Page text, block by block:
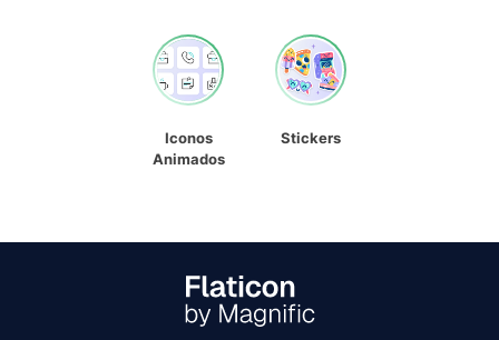
Iconos
Animados
Stickers